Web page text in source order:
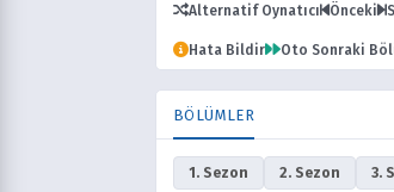
Alternatif Oynatıcı Önceki
Hata Bildir Oto Sonraki
BÖLÜMLER
1. Sezon 2. Sezon 3.